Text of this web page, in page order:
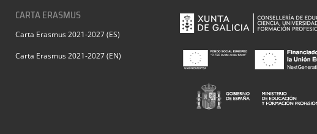
CARTA ERASMUS
Carta Erasmus 2021-2027 (ES)
Carta Erasmus 2021-2027 (EN)